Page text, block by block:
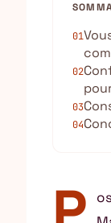
01
02
03
04